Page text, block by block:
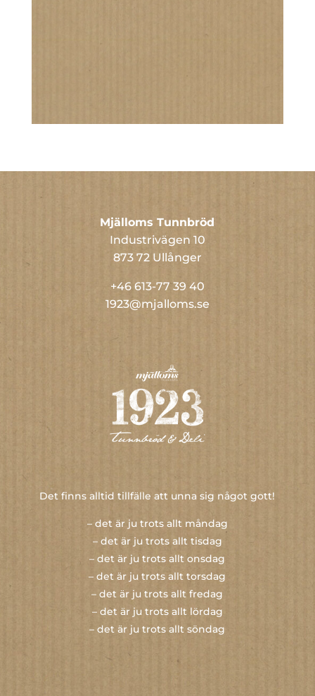
Mjälloms Tunnbröd
Industrivägen 10
873 72 Ullånger
+46 613-77 39 40
1923@mjalloms.se
Det finns alltid tillfälle att unna sig något gott!
– det är ju trots allt måndag
– det är ju trots allt tisdag
– det är ju trots allt onsdag
– det är ju trots allt torsdag
– det är ju trots allt fredag
– det är ju trots allt lördag
– det är ju trots allt söndag